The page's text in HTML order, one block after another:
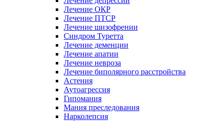
Лечение ОКР
Лечение ПТСР
Лечение шизофрении
Синдром Туретта
Лечение деменции
Лечение апатии
Лечение невроза
Лечение биполярного расстройства
Астения
Аутоагрессия
Гипомания
Мания преследования
Нарколепсия